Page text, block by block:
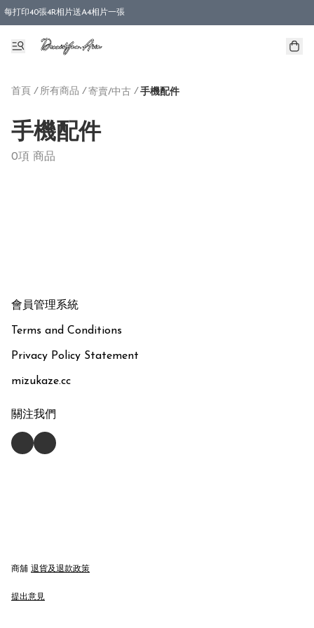
每打印40張4R相片送A4相片一張
首頁 / 所有商品 / 寄賣/中古 / 手機配件
手機配件
0項 商品
會員管理系統
Terms and Conditions
Privacy Policy Statement
mizukaze.cc
關注我們
商舖 退貨及退款政策
提出意見